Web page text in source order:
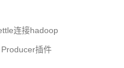
连接hadoop
插件